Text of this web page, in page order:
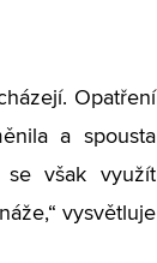
Opatření
a spousta
se však využít
vysvětluje